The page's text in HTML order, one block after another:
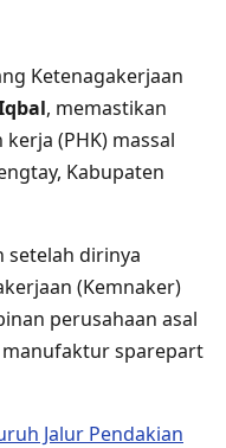
Ketenagakerjaan
, memastikan
(PHK) massal
Kabupaten
setelah dirinya
(Kemnaker)
perusahaan asal
sparepart
Jalur Pendakian